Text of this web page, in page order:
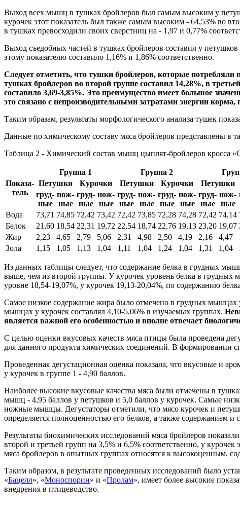
Выход всех мышц в тушках бройлеров был самым высоким у
курочек этот показатель был также самым высоким - 64,53% во
в тушках превосходили своих сверстниц на - 1,97 и 0,77%
Выход съедобных частей в тушках бройлеров составил у
этому показателю составило 1,16% и 1,86% соответственно.
Следует отметить, что тушки бройлеров, которые
тушках бройлеров во второй группе составил 14,28%, в
составило 3,69-3,85%. Это преимущество имеет большое
это связано с непроизводительными затратами энергии
Таким образам, результаты морфологического анализа тушек
Данные по химическому составу мяса бройлеров представлены в
Таблица 2 - Химический состав мышц цыплят-бройлеров кросса
Показа-
тель
Группа 1 Группа 2
Петушки
Курочки Петушки Курочки Петушки
груд-
ные
нож-
ные
груд-
ные
нож-
ные
груд-
ные
нож-
ные
груд-
ные
нож-
ные
груд-
ные
нож-
ные
Вода
73,71 74,85 72,42 73,42 72,42 73,85 72,28 74,28 72,42 74,14
Белок
21,60 18,54 22,31 19,72 22,54 18,74 22,76 19,13 23,20 19,07
Жир
2,23 4,65 2,79 5,06 2,31 4,98 2,50 4,19 2,16 4,47
Зола
1,15 1,05 1,13 1,04 1,11 1,04 1,24 1,04 1,31 1,04
Из данных таблицы следует, что содержание белка в грудных
выше, чем из второй группы. У курочек уровень белка в
уровне 18,54-19,07%, у курочек 19,13-20,04%, по содержанию
Самое низкое содержание жира было отмечено в грудных мышцах
мышцах у курочек составлял 4,10-5,06% в изучаемых группах.
является важной его особенностью и вполне отвечает
С целью оценки вкусовых качеств мяса птицы была проведена
для данного продукта химических соединений. В формировании
Проведенная дегустационная оценка показала, что вкусовые и
у курочек в группе 1 - 4,90 баллов.
Наиболее высокие вкусовые качества мяса были отмечены в
мышц - 4,95 баллов у петушков и 5,0 баллов у курочек. Самые
ножные мышцы. Дегустаторы отметили, что мясо курочек и
определяется полноценностью его белков, а также содержанием
Результаты биохимических исследований мяса бройлеров
второй и третьей групп на 3,5% и 6,5% соответственно, у
мяса бройлеров в опытных группах относятся к высокоценным,
Таким образом, в результате проведенных исследований было
«Бацелл», «Моноспорин» и «Пролам», имеет более высокие
внедрения в птицеводство.